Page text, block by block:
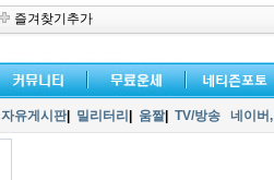
즐겨찾기추가
자유게시판| 밀리터리 움짤| TV/방송 네이버,